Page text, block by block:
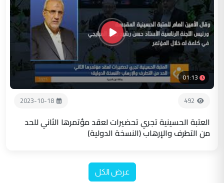
01:13
492
2023-10-18
العتبة الحسينية تجري تحضيرات لعقد مؤتمرها الثاني للحد
من التطرف والإرهاب (النسخة الدولية)
عرض الكل